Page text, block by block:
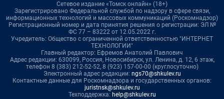
Сетевое издание «Томск онлайн» (18+)
Зарегистрировано Федеральной службой по надзору в сфере связи,
информационных технологий и массовых коммуникаций (Роскомнадзор)
Регистрационный номер и дата принятия решения о регистрации: ЭЛ №
ФС 77 – 83222 от 12.05.2022 г.
Учредитель: Общество с ограниченной ответственностью "ИНТЕРНЕТ
ТЕХНОЛОГИИ"
Главный редактор: Ефремов Анатолий Павлович
Адрес редакции: 630099, Россия, Новосибирск, ул. Ленина, д. 12, 6 этаж,
телефон 8 (383) 212-52-52, 8 (923) 157-00-00 (круглосуточно)
Электронный адрес редакции: ngs70@shkulev.ru
Контактные данные для Роскомнадзора и государственных органов:
juristnsk@shkulev.ru
Техподдержка: help@shkulev.ru